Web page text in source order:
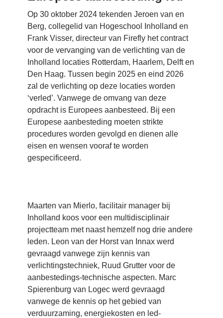
Op 30 oktober 2024 tekenden Jeroen van en
Berg, collegelid van Hogeschool Inholland en
Frank Visser, directeur van Firefly het contract
voor de vervanging van de verlichting van de
Inholland locaties Rotterdam, Haarlem, Delft en
Den Haag. Tussen begin 2025 en eind 2026
zal de verlichting op deze locaties worden
‘verled’. Vanwege de omvang van deze
opdracht is Europees aanbesteed. Bij een
Europese aanbesteding moeten strikte
procedures worden gevolgd en dienen alle
eisen en wensen vooraf te worden
gespecificeerd.
Maarten van Mierlo, facilitair manager bij
Inholland koos voor een multidisciplinair
projectteam met naast hemzelf nog drie andere
leden. Leon van der Horst van Innax werd
gevraagd vanwege zijn kennis van
verlichtingstechniek, Ruud Grutter voor de
aanbestedings-technische aspecten. Marc
Spierenburg van Logec werd gevraagd
vanwege de kennis op het gebied van
verduurzaming, energiekosten en led-